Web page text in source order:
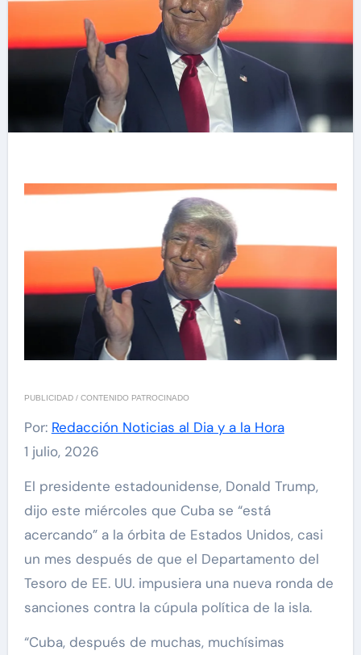
PUBLICIDAD / CONTENIDO PATROCINADO
Por: Redacción Noticias al Dia y a la Hora
1 julio, 2026
El presidente estadounidense, Donald Trump,
dijo este miércoles que Cuba se “está
acercando” a la órbita de Estados Unidos, casi
un mes después de que el Departamento del
Tesoro de EE. UU. impusiera una nueva ronda de
sanciones contra la cúpula política de la isla.
“Cuba, después de muchas, muchísimas